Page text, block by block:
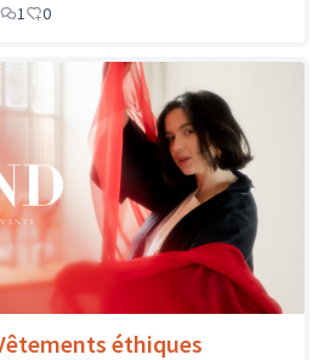
1 0
éthiques